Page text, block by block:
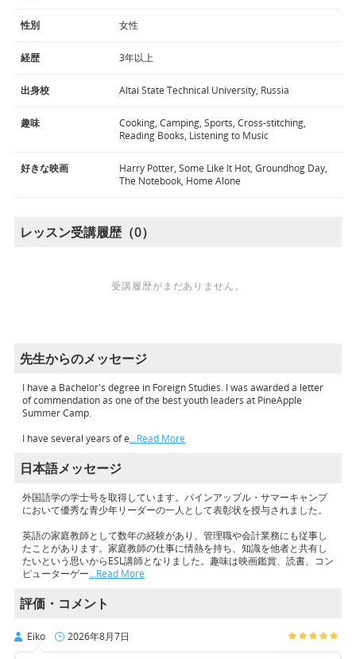
性別 女性
経歴 3年以上
出身校 Altai State Technical University, Russia
趣味
Cooking, Camping, Sports, Cross-stitching,
Reading Books, Listening to Music
好きな映画
Harry Potter, Some Like It Hot, Groundhog Day,
The Notebook, Home Alone
レッスン受講履歴（0）
受講履歴がまだありません。
先生からのメッセージ
I have a Bachelor's degree in Foreign Studies. I was awarded a letter
of commendation as one of the best youth leaders at PineApple
Summer Camp.
I have several years of e…Read More
日本語メッセージ
外国語学の学士号を取得しています。パインアップル・サマーキャンプ
において優秀な青少年リーダーの一人として表彰状を授与されました。
英語の家庭教師として数年の経験があり、管理職や会計業務にも従事し
たことがあります。家庭教師の仕事に情熱を持ち、知識を他者と共有し
たいという思いからESL講師となりました。趣味は映画鑑賞、読書、コン
ピューターゲー…Read More
評価・コメント
Eiko 2026年8月7日